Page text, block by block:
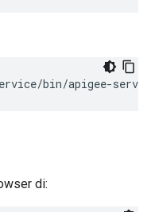
bin/apigee-
di: